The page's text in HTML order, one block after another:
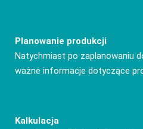
Planowanie produkcji
Natychmiast po zaplanowaniu
ważne informacje dotyczące
Kalkulacja